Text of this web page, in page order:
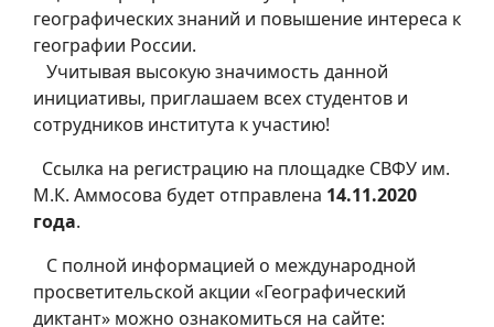
географических знаний и повышение интереса к
географии России.
Учитывая высокую значимость данной
инициативы, приглашаем всех студентов и
сотрудников института к участию!
Ссылка на регистрацию на площадке СВФУ им.
М.К. Аммосова будет отправлена 14.11.2020
года.
С полной информацией о международной
просветительской акции «Географический
диктант» можно ознакомиться на сайте: